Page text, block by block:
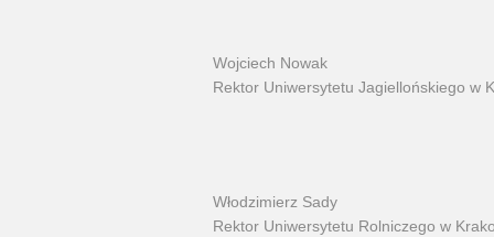
Wojciech Nowak
Rektor Uniwersytetu Jagiellońskiego w
Włodzimierz Sady
Rektor Uniwersytetu Rolniczego w